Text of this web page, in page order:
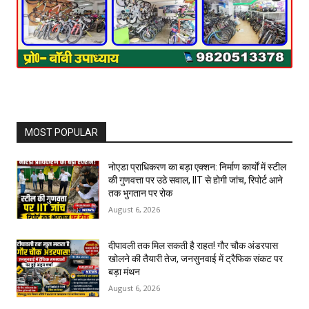
MOST POPULAR
नोएडा प्राधिकरण का बड़ा एक्शन: निर्माण कार्यों में स्टील
की गुणवत्ता पर उठे सवाल, IIT से होगी जांच, रिपोर्ट आने
तक भुगतान पर रोक
August 6, 2026
दीपावली तक मिल सकती है राहत! गौर चौक अंडरपास
खोलने की तैयारी तेज, जनसुनवाई में ट्रैफिक संकट पर
बड़ा मंथन
August 6, 2026